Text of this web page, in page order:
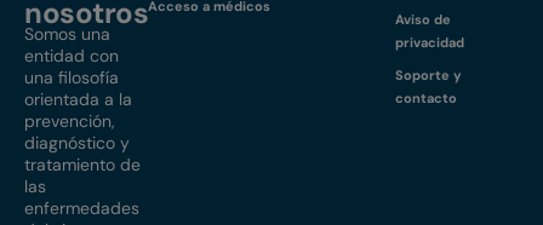
nosotros
Somos una
entidad con
una filosofía
orientada a la
prevención,
diagnóstico y
tratamiento de
las
enfermedades
Acceso a médicos
Aviso de
privacidad
Soporte y
contacto